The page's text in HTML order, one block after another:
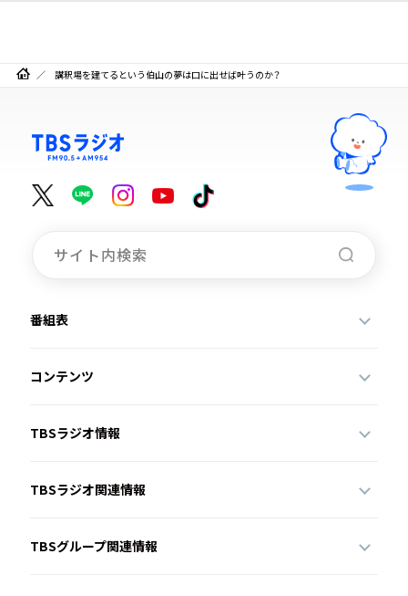
講釈場を建てるという伯山の夢は口に出せば叶うのか？
番組表
コンテンツ
TBSラジオ情報
TBSラジオ関連情報
TBSグループ関連情報